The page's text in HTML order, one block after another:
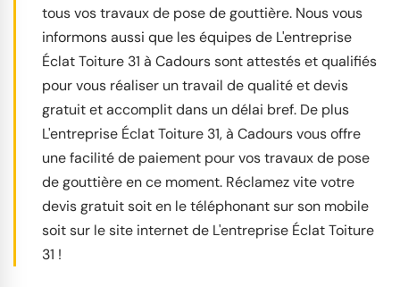
tous vos travaux de pose de gouttière. Nous vous
informons aussi que les équipes de L'entreprise
Éclat Toiture 31 à Cadours sont attestés et qualifiés
pour vous réaliser un travail de qualité et devis
gratuit et accomplit dans un délai bref. De plus
L'entreprise Éclat Toiture 31, à Cadours vous offre
une facilité de paiement pour vos travaux de pose
de gouttière en ce moment. Réclamez vite votre
devis gratuit soit en le téléphonant sur son mobile
soit sur le site internet de L'entreprise Éclat Toiture
31 !